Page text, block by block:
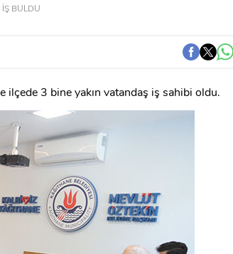
İŞ BULDU
ilçede 3 bine yakın vatandaş iş sahibi oldu.